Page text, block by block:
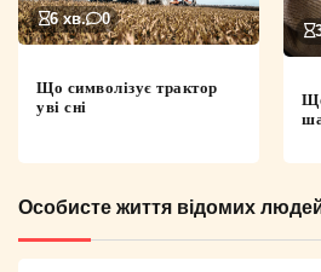
6 хв. 0
Що символізує трактор
уві сні
Особисте життя відомих